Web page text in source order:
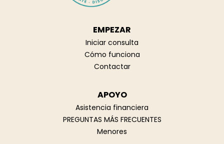
EMPEZAR
Iniciar consulta
Cómo funciona
Contactar
APOYO
Asistencia financiera
PREGUNTAS MÁS FRECUENTES
Menores